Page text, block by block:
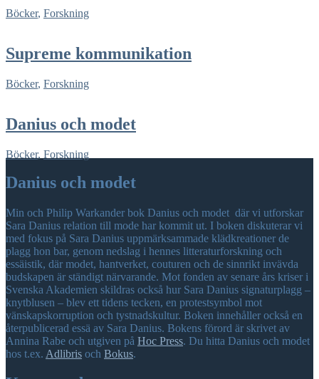
Böcker, Forskning
Supreme kommunikation
Böcker, Forskning
Danius och modet
Böcker, Forskning
Danius och modet
Min och Philip Warkander bok Danius och modet där vi utforskar
Sara Danius relation till mode har kommit ut. I boken diskuterar vi
med fokus på Sara Danius uppmärksammade klädkreationer de
plagg hon bar, genom nedslag i hennes litteraturforskning och
essäistik, där modet, hantverket, couturen och de sinnrikt invävda
budskapen är ständigt närvarande. Mot fonden av senare års kriser i
Svenska Akademien skildras också hur Sara Danius signaturplagg –
knytblusen – blev ett tidens tecken, en protestsymbol mot
vänskapskorruption och tystnadskultur. Boken innehåller också en
återpublicerad essä av Sara Danius. Bokens förord är skrivet av
Annina Rabe och utgiven på Hoc Press. Du hitta Danius och modet
hos t.ex. Adlibris och Bokus.